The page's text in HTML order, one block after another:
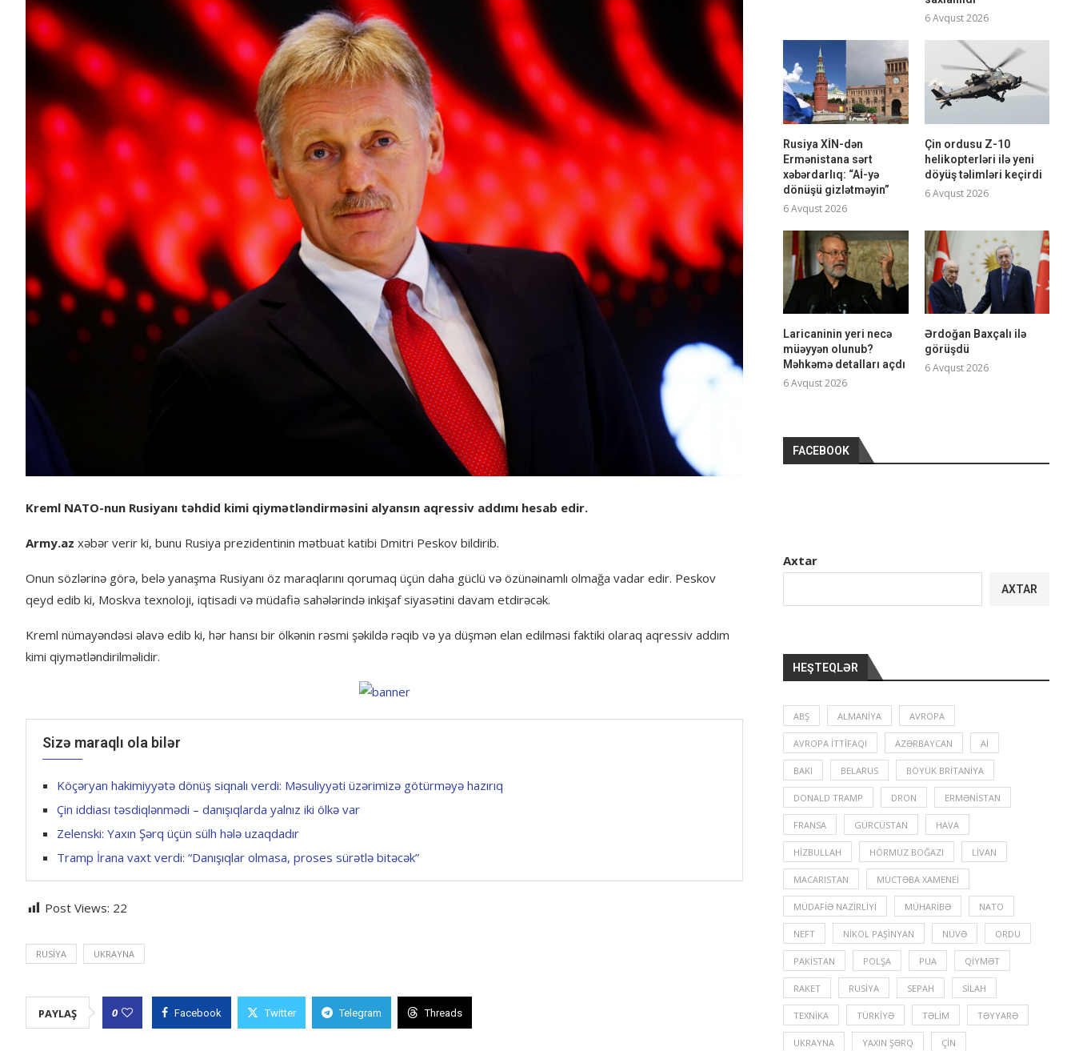
Kreml NATO-nun Rusiyanı təhdid kimi qiymətləndirməsini alyansın aqressiv addımı hesab edir.
Army.az xəbər verir ki, bunu Rusiya prezidentinin mətbuat katibi Dmitri Peskov bildirib.
Onun sözlərinə görə, belə yanaşma Rusiyanı öz maraqlarını qorumaq üçün daha güclü və özünəinamlı olmağa vadar edir. Peskov
qeyd edib ki, Moskva texnoloji, iqtisadi və müdafiə sahələrində inkişaf siyasətini davam etdirəcək.
Kreml nümayəndəsi əlavə edib ki, hər hansı bir ölkənin rəsmi şəkildə rəqib və ya düşmən elan edilməsi faktiki olaraq aqressiv addım
kimi qiymətləndirilməlidir.
Sizə maraqlı ola bilər
Köçəryan hakimiyyətə dönüş siqnalı verdi: Məsuliyyəti üzərimizə götürməyə hazırıq
Çin iddiası təsdiqlənmədi – danışıqlarda yalnız iki ölkə var
Zelenski: Yaxın Şərq üçün sülh hələ uzaqdadır
Tramp İrana vaxt verdi: “Danışıqlar olmasa, proses sürətlə bitəcək”
Post Views: 22
RUSIYA UKRAYNA
PAYLAŞ 0 Facebook Twitter Telegram Threads
6 Avqust 2026
Rusiya XİN-dən
Ermənistana sərt
xəbərdarlıq: “Aİ-yə
dönüşü gizlətməyin”
6 Avqust 2026
Çin ordusu Z-10
helikopterləri ilə yeni
döyüş təlimləri keçirdi
6 Avqust 2026
Laricaninin yeri necə
müəyyən olunub?
Məhkəmə detalları açdı
6 Avqust 2026
Ərdoğan Baxçalı ilə
görüşdü
6 Avqust 2026
FACEBOOK
Axtar
AXTAR
HEŞTEQLƏR
ABŞ ALMANIYA AVROPA
AVROPA İTTIFAQI AZƏRBAYCAN Aİ
BAKI BELARUS BÖYÜK BRITANIYA
DONALD TRAMP DRON ERMƏNISTAN
FRANSA GÜRCÜSTAN HAVA
HIZBULLAH HÖRMÜZ BOĞAZI LIVAN
MACARISTAN MÜCTƏBA XAMENEI
MÜDAFIƏ NAZIRLIYI MÜHARIBƏ NATO
NEFT NIKOL PAŞINYAN NÜVƏ ORDU
PAKISTAN POLŞA PUA QIYMƏT
RAKET RUSIYA SEPAH SILAH
TEXNIKA TÜRKIYƏ TƏLIM TƏYYARƏ
UKRAYNA YAXIN ŞƏRQ ÇIN